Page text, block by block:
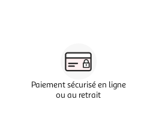
Paiement sécurisé en ligne
ou au retrait